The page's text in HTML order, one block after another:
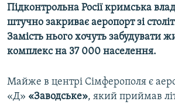
Підконтрольна Росії кримська
штучно закриває аеропорт зі
Замість нього хочуть забудувати
комплекс на 37 000 населення.
Майже в центрі Сімферополя є
«Д» «Заводське», який приймав